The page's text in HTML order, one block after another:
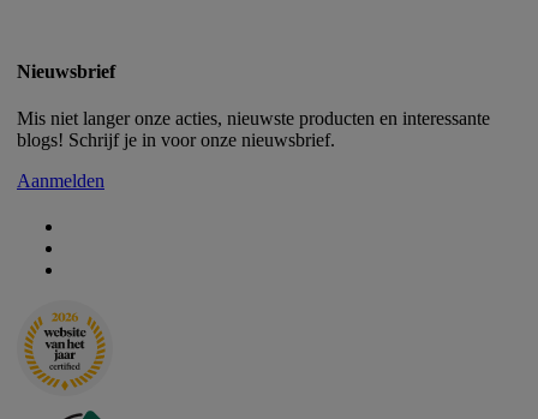
Nieuwsbrief
Mis niet langer onze acties, nieuwste producten en interessante
blogs! Schrijf je in voor onze nieuwsbrief.
Aanmelden